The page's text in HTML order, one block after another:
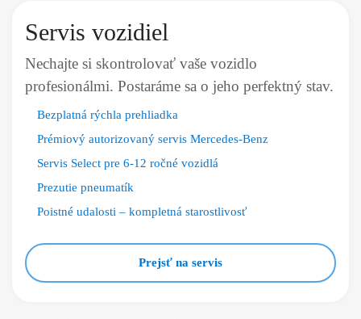
Servis vozidiel
Nechajte si skontrolovať vaše vozidlo
profesionálmi. Postaráme sa o jeho perfektný stav.
Bezplatná rýchla prehliadka
Prémiový autorizovaný servis Mercedes-Benz
Servis Select pre 6-12 ročné vozidlá
Prezutie pneumatík
Poistné udalosti – kompletná starostlivosť
Prejsť na servis